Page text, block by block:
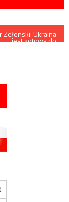
Zełenski: Ukraina
jest gotowa do